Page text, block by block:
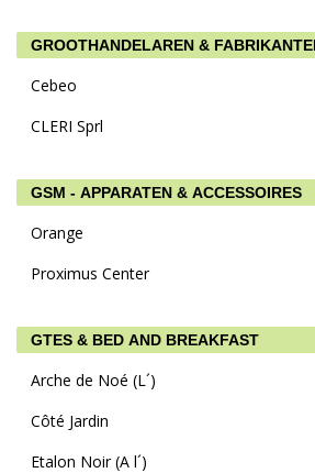
GROOTHANDELAREN &
Cebeo
CLERI Sprl
GSM - APPARATEN & ACCESSOIRES
Orange
Proximus Center
GTES & BED AND BREAKFAST
Arche de Noé (L´)
Côté Jardin
Etalon Noir (A l´)